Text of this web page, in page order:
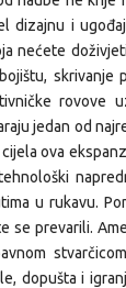
dizajnu i
nećete
skrivanje
rovove
jedan od
ova
u rukavu.
se prevarili.
dopušta i